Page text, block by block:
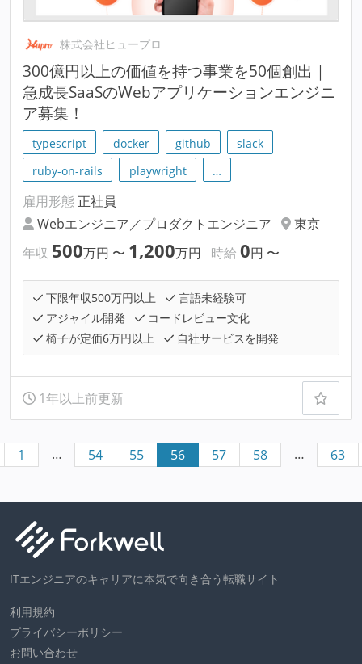
株式会社ヒュープロ
300億円以上の価値を持つ事業を50個創出｜
急成長SaaSのWebアプリケーションエンジニ
ア募集！
typescript docker github
slack
ruby-on-rails
playwright …
雇用形態 正社員
Webエンジニア／プロダクトエンジニア
東京
年収 500万円 〜 1,200万円 時給 0円 〜
下限年収500万円以上
言語未経験可
アジャイル開発
コードレビュー文化
椅子が定価6万円以上
自社サービスを開発
1年以上前更新
1 … 54 55 56 57 58 … 63
ITエンジニアのキャリアに本気で向き合う転職サイト
利用規約
プライバシーポリシー
お問い合わせ